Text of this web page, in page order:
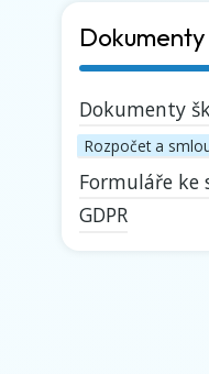
Dokumenty
Rozpočet a
Formuláře ke
GDPR